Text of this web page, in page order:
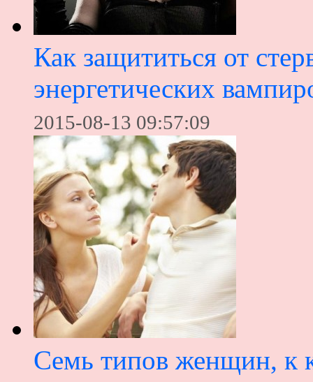
Как защититься от
энергетических
2015-08-13 09:57:09
Семь типов женщин, к